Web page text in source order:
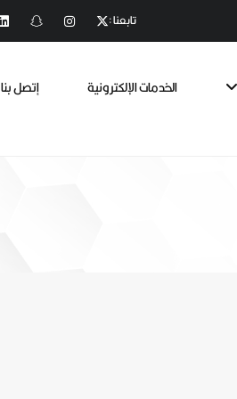
تابعنا :
الخدمات الإلكترونية
إتصل بنا